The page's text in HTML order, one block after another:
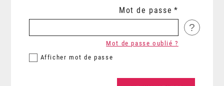
Mot de passe
?
Afficher mot de passe
Mot de passe oublié ?